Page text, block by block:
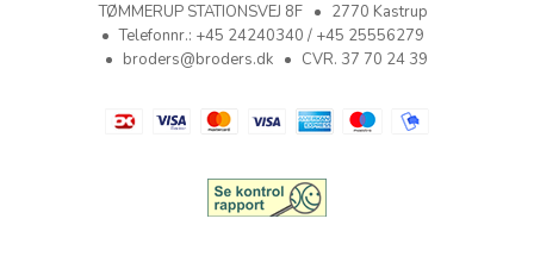
TØMMERUP STATIONSVEJ 8F
2770 Kastrup
Telefonnr.: +45 24240340 / +45 25556279
broders@broders.dk
CVR. 37 70 24 39